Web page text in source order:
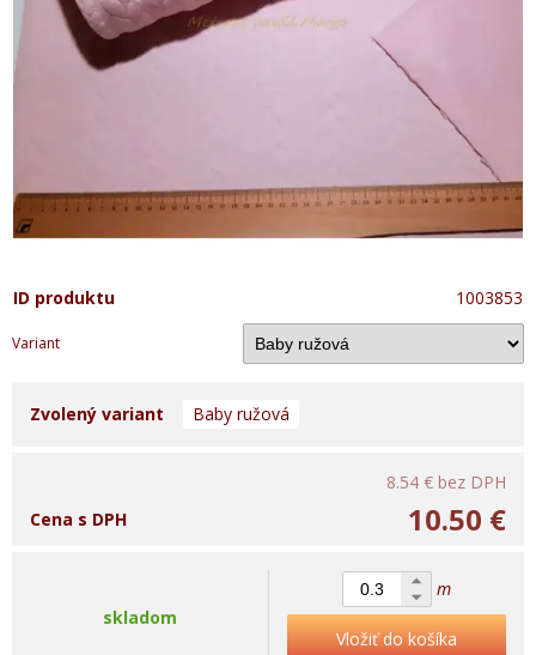
ID produktu 1003853
Variant
Zvolený variant Baby ružová
8.54 € bez DPH
10.50 €
Cena s DPH
skladom
m
Vložiť do košíka